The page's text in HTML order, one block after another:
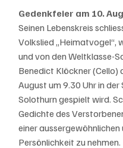
Gedenkfeier am 10.
Seinen Lebenskreis
Volkslied „Heimatvogel“,
und von den Weltklasse-
Benedict Klöckner (Cello)
August um 9.30 Uhr in
Solothurn gespielt wird.
Gedichte des
einer
Persönlichkeit zu nehmen.